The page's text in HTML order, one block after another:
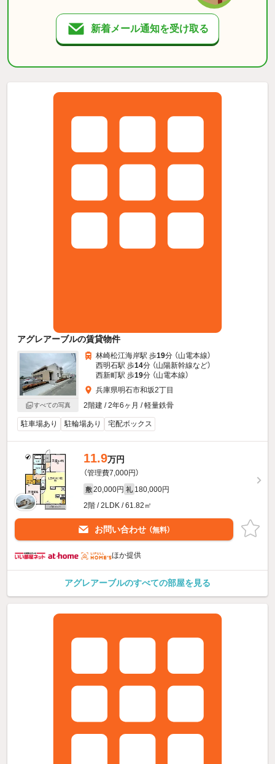
新着メール通知を受け取る
アグレアーブルの賃貸物件
すべての写真
林崎松江海岸駅 歩19分 （山電本線）
西明石駅 歩14分 （山陽新幹線など）
西新町駅 歩19分 （山電本線）
兵庫県明石市和坂2丁目
2階建 / 2年6ヶ月 / 軽量鉄骨
駐車場あり 駐輪場あり 宅配ボックス
11.9万円
（管理費7,000円）
敷 20,000円 礼 180,000円
2階 / 2LDK / 61.82㎡
お問い合わせ （無料）
ほか提供
アグレアーブルのすべての部屋を見る